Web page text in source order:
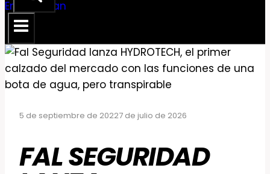
5 de septiembre de 20227 de julio de 2026
FAL SEGURIDAD